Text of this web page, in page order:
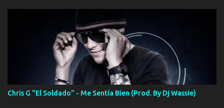
Chris G "El Soldado" - Me Sentía Bien (Prod. By Dj Wassie)